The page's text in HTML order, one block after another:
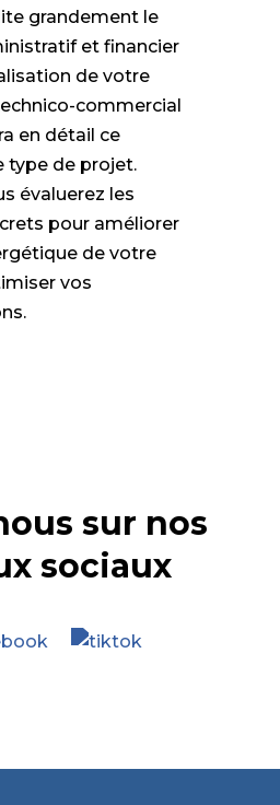
grandement le
et financier
de votre
commercial
en détail ce
type de projet.
évaluerez les
pour améliorer
de votre
vos
sur nos
sociaux